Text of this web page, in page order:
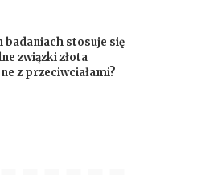
badaniach stosuje się
związki złota
z przeciwciałami?